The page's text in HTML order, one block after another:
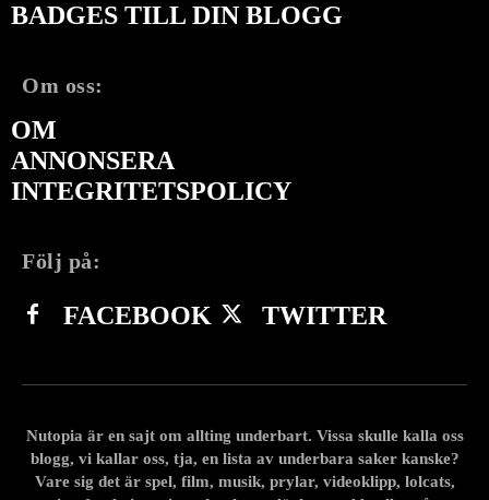
BADGES TILL DIN BLOGG
Om oss:
OM
ANNONSERA
INTEGRITETSPOLICY
Följ på:
FACEBOOK TWITTER
Nutopia är en sajt om allting underbart. Vissa skulle kalla oss
blogg, vi kallar oss, tja, en lista av underbara saker kanske?
Vare sig det är spel, film, musik, prylar, videoklipp, lolcats,